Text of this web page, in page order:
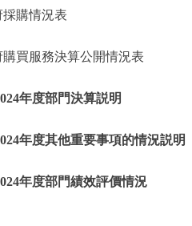
概況
北京
購情況表
服務決算公開情況表
年度部門決算説明
年度其他重要事項的情況説明
年度部門績效評價情況